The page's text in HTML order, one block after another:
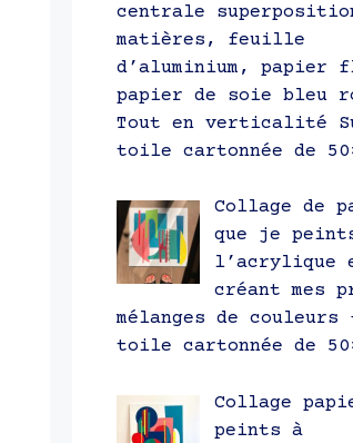
centrale
matières, feuille
d’aluminium, papier
papier de soie bleu
Tout en verticalité
toile cartonnée de
Collage de
que je
l’acrylique
créant mes
mélanges de couleurs
toile cartonnée de
Collage
peints à